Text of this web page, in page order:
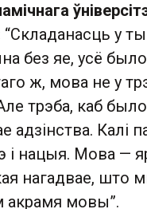
“Складанасць у
без яе, усё
ж, мова не у
трэба, каб было
адзінства. Калі
і нацыя. Мова —
нагадвае, што
акрамя мовы”.